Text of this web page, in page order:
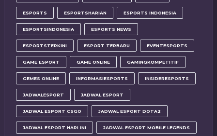
ESPORTS ESPORTSHARIAN ESPORTS INDONESIA
ESPORTSINDONESIA ESPORTS NEWS
ESPORTSTERKINI ESPORT TERBARU EVENTESPORTS
GAME ESPORT GAME ONLINE GAMINGKOMPETITIF
GEMES ONLINE INFORMASIESPORTS INSIDERESPORTS
JADWALESPORT JADWAL ESPORT
JADWAL ESPORT CSGO JADWAL ESPORT DOTA2
JADWAL ESPORT HARI INI JADWAL ESPORT MOBILE LEGENDS